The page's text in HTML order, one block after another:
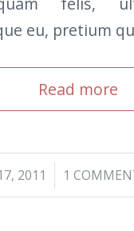
eu, pretium
Read more
2011
/ 1 /